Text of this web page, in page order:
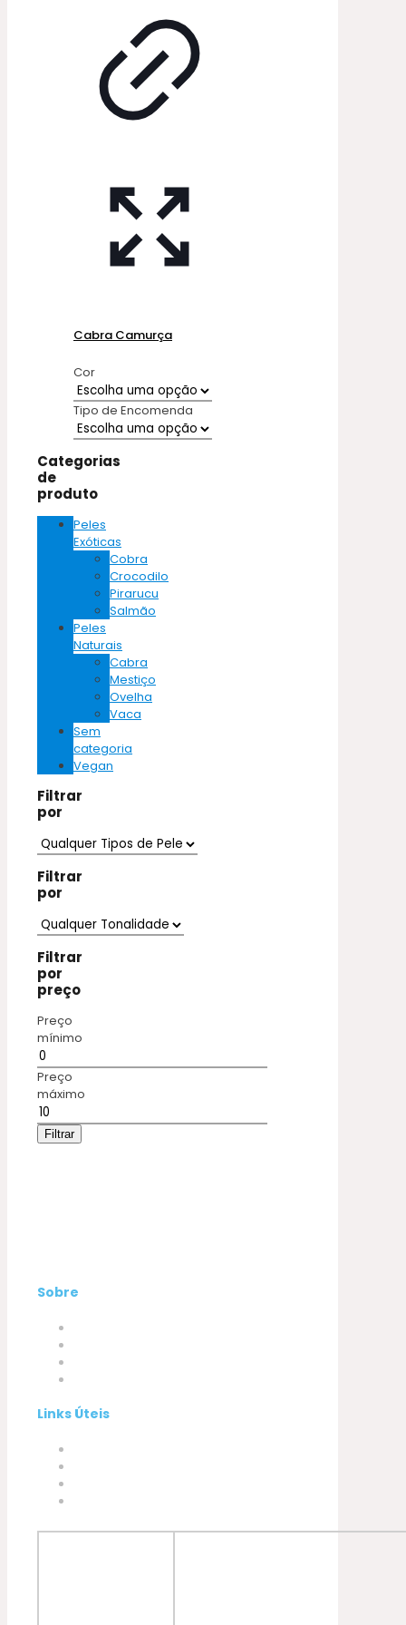
Cabra Camurça
Cor
Tipo de Encomenda
Categorias
de
produto
Peles
Exóticas
Cobra
Crocodilo
Pirarucu
Salmão
Peles
Naturais
Cabra
Mestiço
Ovelha
Vaca
Sem
categoria
Vegan
Filtrar
por
Filtrar
por
Filtrar
por
preço
Preço
mínimo
Preço
máximo
Filtrar
Sobre
Links Úteis